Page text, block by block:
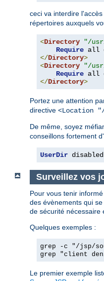
ceci va interdire
répertoires auxquels
<Directory "/
Require
</Directory>
<Directory "/
Require
</Directory>
Portez une attention
directive <Location
De même, soyez
conseillons fortement
UserDir
Surveillez vos
Pour vous tenir
des évènements qui
de sécurité nécessaire
Quelques exemples :
grep -c "/jsp/
grep "client
Le premier exemple